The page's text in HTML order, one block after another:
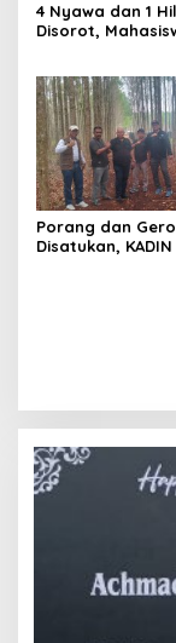
4 Nyawa dan 1
Disorot,
Porang dan
Disatukan,